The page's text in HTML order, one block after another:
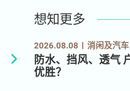
想知更多
2026.08.08 消闲及汽车
防水、挡风、透气
优胜？